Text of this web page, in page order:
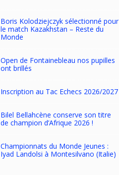
Boris Kolodziejczyk sélectionné pour
le match Kazakhstan – Reste du
Monde
Open de Fontainebleau nos pupilles
ont brillés
Inscription au Tac Echecs 2026/2027
Bilel Bellahcène conserve son titre
de champion d’Afrique 2026 !
Championnats du Monde Jeunes :
Iyad Landolsi à Montesilvano (Italie)